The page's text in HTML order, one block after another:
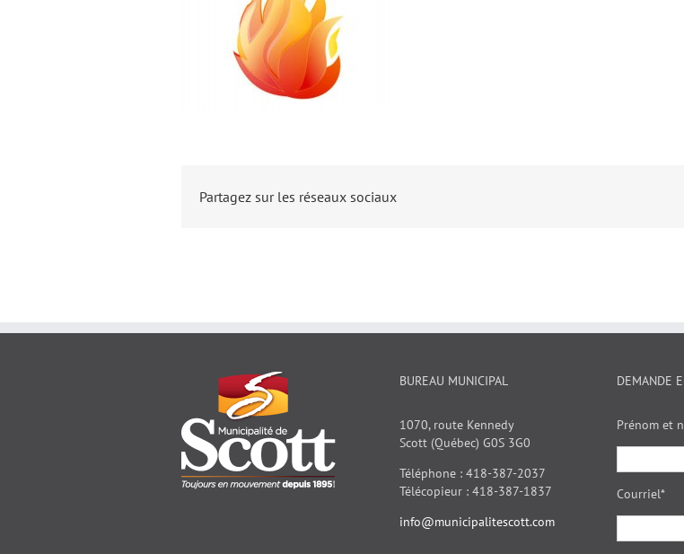
Partagez sur les réseaux sociaux
BUREAU MUNICIPAL
1070, route Kennedy
Scott (Québec) G0S 3G0
Téléphone : 418-387-2037
Télécopieur : 418-387-1837
info@municipalitescott.com
DEMANDE
Prénom et
Courriel*